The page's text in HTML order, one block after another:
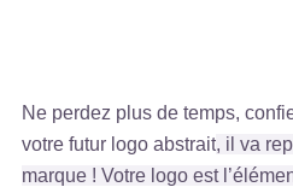
Ne perdez plus de temps,
votre futur logo abstrait, il va
marque ! Votre logo est